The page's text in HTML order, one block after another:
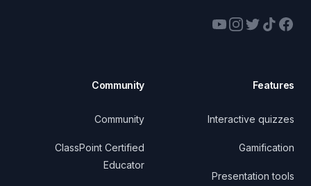
Facebook
TikTok
Twitter
Instagram
YouTube
Features
Interactive quizzes
Gamification
Presentation tools
Community
Community
ClassPoint Certified
Educator